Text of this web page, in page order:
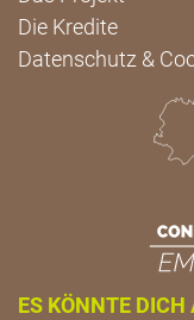
Die Kredite
Datenschutz &
ES KÖNNTE DICH